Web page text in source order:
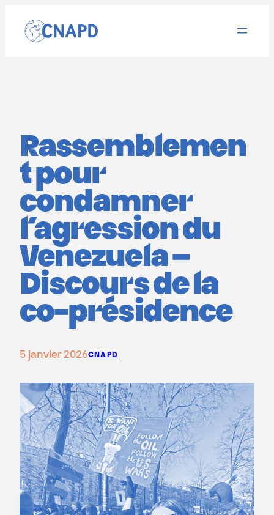
contenu
Rassemblemen
t pour
condamner
l’agression du
Venezuela –
Discours de la
co-présidence
5 janvier 2026CNAPD